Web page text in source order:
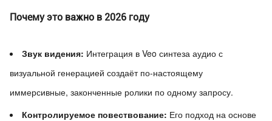
Почему это важно в 2026 году
Звук видения: Интеграция в Veo синтеза аудио с
визуальной генерацией создаёт по-настоящему
иммерсивные, законченные ролики по одному запросу.
Контролируемое повествование: Его подход на основе